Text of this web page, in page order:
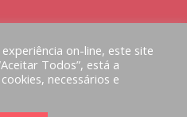
Design
on-line, este site
Todos”, está a
necessários e